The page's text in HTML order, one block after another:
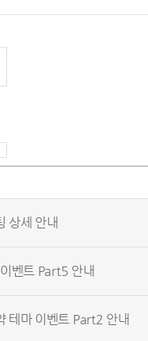
상세 안내
벤트 Part5 안내
테마 이벤트 Part2 안내